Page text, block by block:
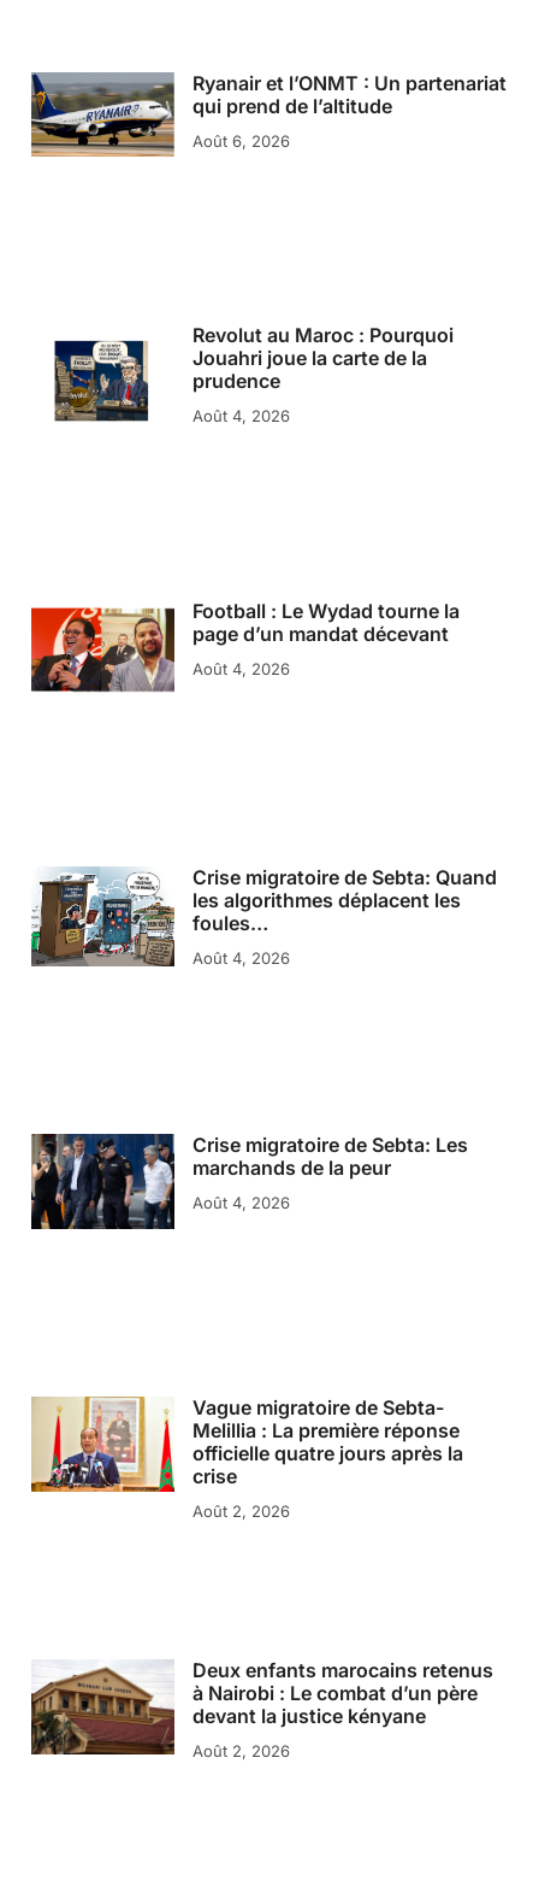
Ryanair et l’ONMT : Un partenariat
qui prend de l’altitude
Août 6, 2026
Revolut au Maroc : Pourquoi
Jouahri joue la carte de la
prudence
Août 4, 2026
Football : Le Wydad tourne la
page d’un mandat décevant
Août 4, 2026
Crise migratoire de Sebta: Quand
les algorithmes déplacent les
foules…
Août 4, 2026
Crise migratoire de Sebta: Les
marchands de la peur
Août 4, 2026
Vague migratoire de Sebta-
Melillia : La première réponse
officielle quatre jours après la
crise
Août 2, 2026
Deux enfants marocains retenus
à Nairobi : Le combat d’un père
devant la justice kényane
Août 2, 2026